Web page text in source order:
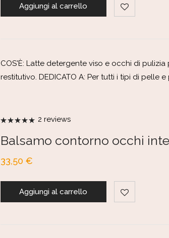
Aggiungi al carrello
COS'È: Latte detergente viso e occhi di
restitutivo. DEDICATO A: Per tutti i tipi di pelle e
su 5
2 reviews
Balsamo contorno occhi
33,50 €
Aggiungi al carrello